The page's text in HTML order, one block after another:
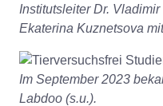
Institutsleiter Dr.
Ekaterina Kuznetsova
Im September 2023
Labdoo (s.u.).